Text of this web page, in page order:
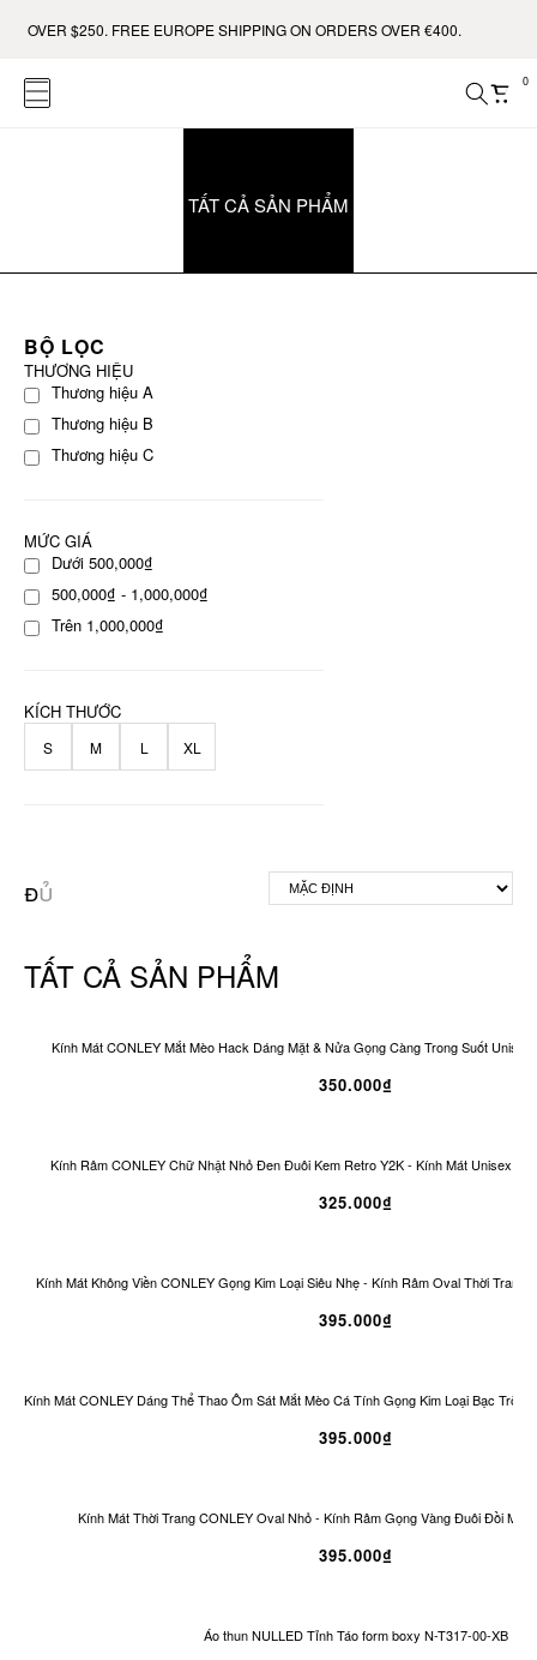
OVER $250. FREE EUROPE SHIPPING ON ORDERS OVER €400.
0
TẤT CẢ SẢN PHẨM
BỘ LỌC
THƯƠNG HIỆU
Thương hiệu A
Thương hiệu B
Thương hiệu C
MỨC GIÁ
Dưới 500,000₫
500,000₫ - 1,000,000₫
Trên 1,000,000₫
KÍCH THƯỚC
S M L XL
TẤT CẢ SẢN PHẨM
Kính Mát CONLEY Mắt Mèo Hack Dáng Mặt & Nửa Gọng Càng Trong Suốt
350.000₫
Kính Râm CONLEY Chữ Nhật Nhỏ Đen Đuôi Kem Retro Y2K - Kính Mát Unisex
325.000₫
Kính Mát Không Viền CONLEY Gọng Kim Loại Siêu Nhẹ - Kính Râm Oval Thời Trang
395.000₫
Kính Mát CONLEY Dáng Thể Thao Ôm Sát Mắt Mèo Cá Tính Gọng Kim Loại Bạc
395.000₫
Kính Mát Thời Trang CONLEY Oval Nhỏ - Kính Râm Gọng Vàng Đuôi Đồi Mồi
395.000₫
Áo thun NULLED Tỉnh Táo form boxy N-T317-00-XB